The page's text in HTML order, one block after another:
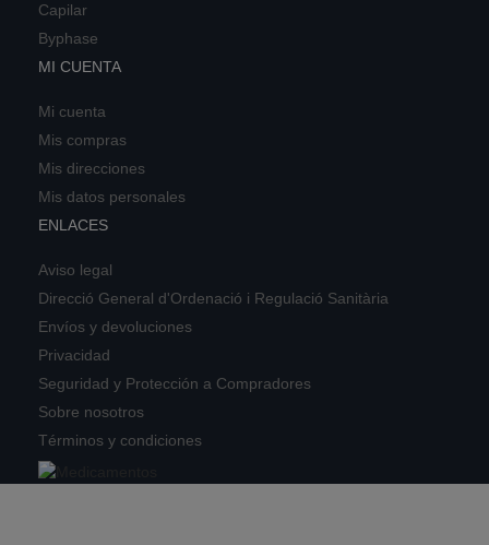
Capilar
Byphase
MI CUENTA
Mi cuenta
Mis compras
Mis direcciones
Mis datos personales
ENLACES
Aviso legal
Direcció General d'Ordenació i Regulació Sanitària
Envíos y devoluciones
Privacidad
Seguridad y Protección a Compradores
Sobre nosotros
Términos y condiciones